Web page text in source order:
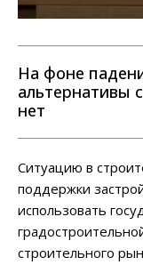
На фоне
альтернативы
нет
Ситуацию в
поддержки
использовать
строительного